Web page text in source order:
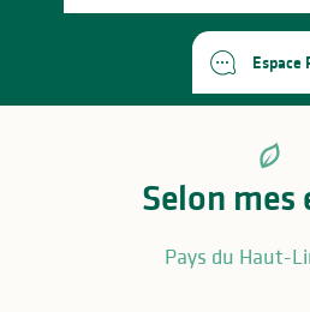
Espace
Selon mes
Pays du Haut-